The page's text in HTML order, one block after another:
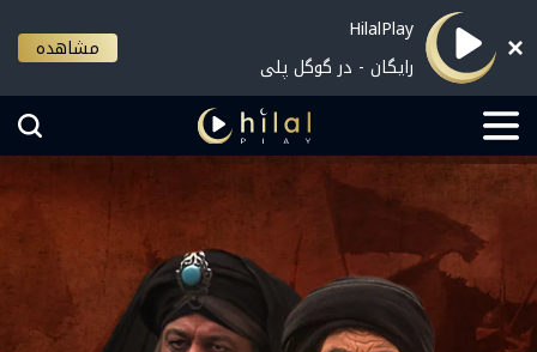
HilalPlay
رایگان - در گوگل پلی
مشاهده